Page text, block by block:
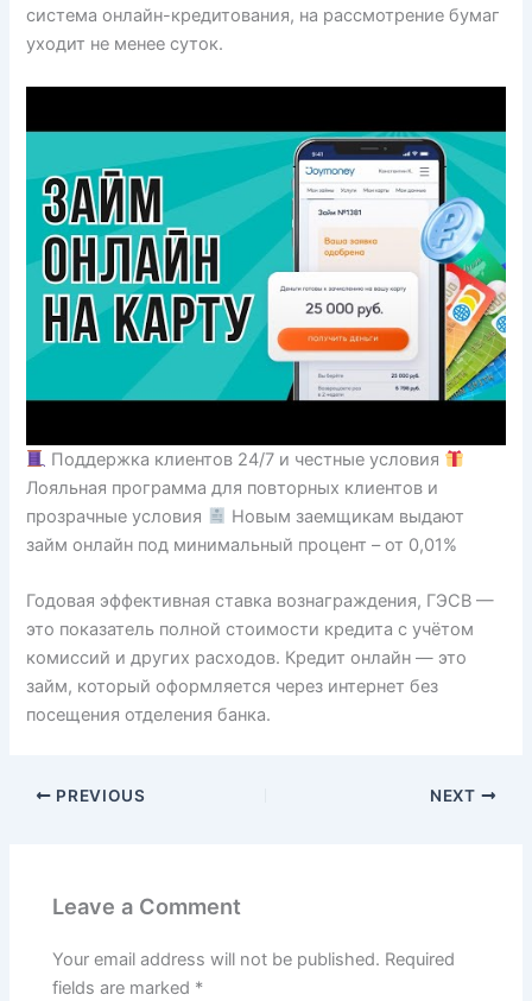
система онлайн-кредитования, на рассмотрение бумаг
уходит не менее суток.
Поддержка клиентов 24/7 и честные условия
Лояльная программа для повторных клиентов и
прозрачные условия
Новым заемщикам выдают
займ онлайн под минимальный процент – от 0,01%
Годовая эффективная ставка вознаграждения, ГЭСВ —
это показатель полной стоимости кредита с учётом
комиссий и других расходов. Кредит онлайн — это
займ, который оформляется через интернет без
посещения отделения банка.
PREVIOUS NEXT
Leave a Comment
Your email address will not be published. Required
fields are marked *